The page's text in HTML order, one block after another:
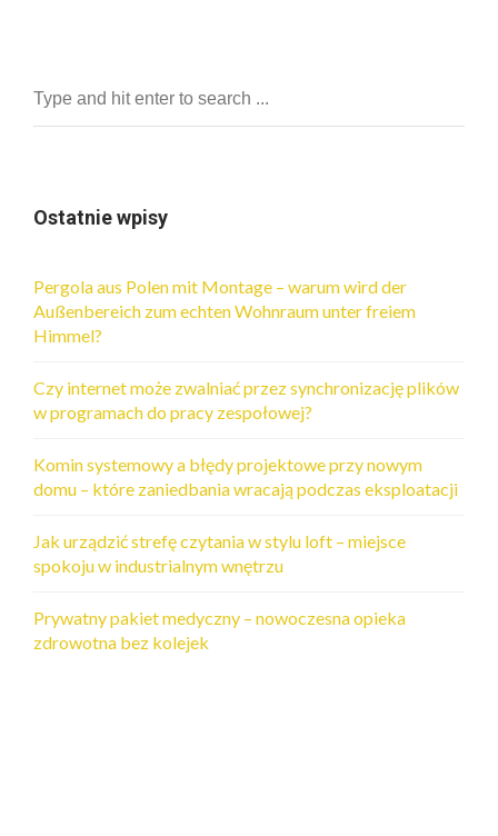
Ostatnie wpisy
Pergola aus Polen mit Montage – warum wird der
Außenbereich zum echten Wohnraum unter freiem
Himmel?
Czy internet może zwalniać przez synchronizację plików
w programach do pracy zespołowej?
Komin systemowy a błędy projektowe przy nowym
domu – które zaniedbania wracają podczas eksploatacji
Jak urządzić strefę czytania w stylu loft – miejsce
spokoju w industrialnym wnętrzu
Prywatny pakiet medyczny – nowoczesna opieka
zdrowotna bez kolejek